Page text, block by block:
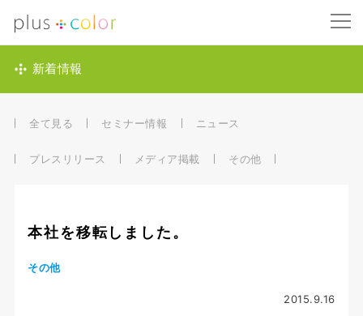
新着情報
全て見る セミナー情報 ニュース
プレスリリース メディア掲載 その他
本社を移転しました。
その他
2015.9.16